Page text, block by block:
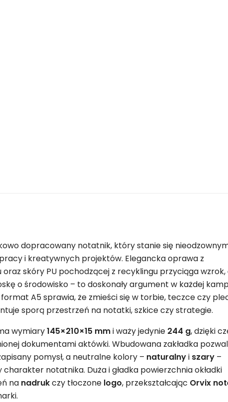
dopracowany notatnik, który stanie się
i kreatywnych projektów. Elegancka oprawa z
skóry PU pochodzącej z recyklingu przyciąga wzrok,
o środowisko – to doskonały argument w każdej
A5 sprawia, że zmieści się w torbie, teczce czy
sporą przestrzeń na notatki, szkice czy strategie.
wymiary145×210×15 mmi waży jedynie 244 g, dzięki
dokumentami aktówki. Wbudowana zakładka
pomysł, a neutralne kolory – naturalnyi szary –
notatnika. Duża i gładka powierzchnia okładki
na nadrukczy tłoczone logo, przekształcając Orvix